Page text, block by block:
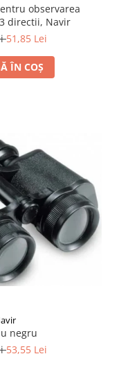
observarea
directii, Navir
51,85 Lei
ÎN COȘ
negru
53,55 Lei